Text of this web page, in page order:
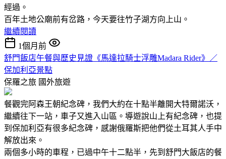
經過。
百年土地公廟前有岔路，今天要往竹子湖方向上山。
繼續閱讀
1個月前
舒門飯店午餐與歷史見證《馬達拉騎士浮雕Madara Rider》／
保加利亞景點
保羅之旅 國外旅遊
餐觀完阿森王朝紀念碑，我們大約在十點半離開大特爾諾沃，
繼續往下一站，車子又進入山區。導遊說山上有紀念碑，也提
到保加利亞有很多紀念碑，感謝俄羅斯把他們從土耳其人手中
解放出來。
兩個多小時的車程，已過中午十二點半，先到舒門大飯店的餐